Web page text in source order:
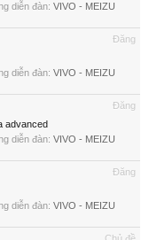
diễn đàn: VIVO - MEIZU
Đăng
diễn đàn: VIVO - MEIZU
Đăng
advanced
diễn đàn: VIVO - MEIZU
Đăng
diễn đàn: VIVO - MEIZU